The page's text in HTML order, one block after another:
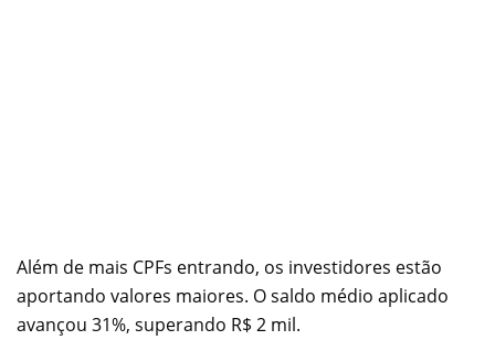
Além de mais CPFs entrando, os investidores estão
aportando valores maiores. O saldo médio aplicado
avançou 31%, superando R$ 2 mil.